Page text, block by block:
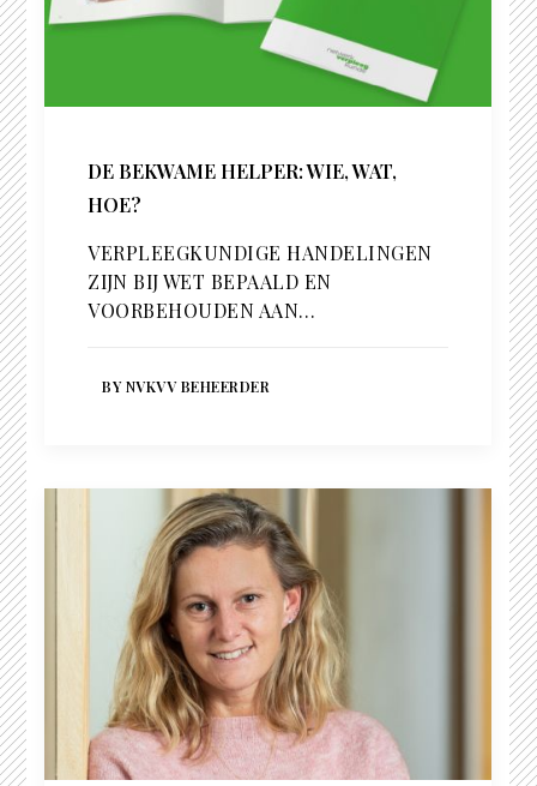
DE BEKWAME HELPER: WIE, WAT,
HOE?
VERPLEEGKUNDIGE HANDELINGEN
ZIJN BIJ WET BEPAALD EN
VOORBEHOUDEN AAN…
BY NVKVV BEHEERDER